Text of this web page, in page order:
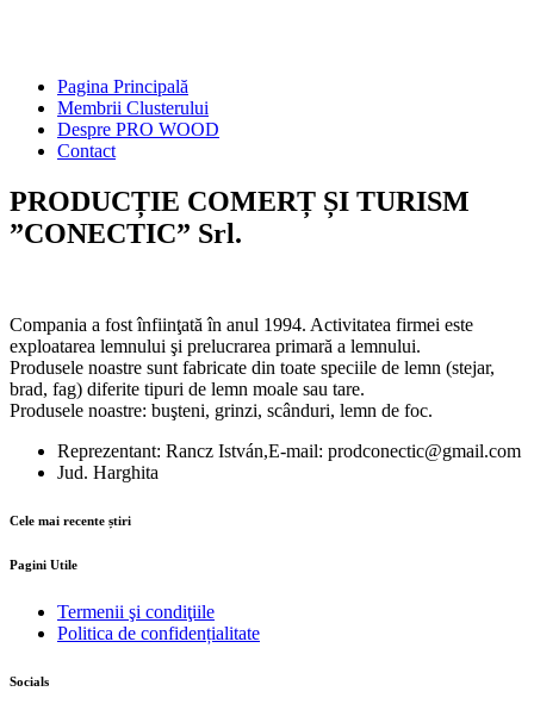
Pagina Principală
Membrii Clusterului
Despre PRO WOOD
Contact
PRODUCȚIE COMERȚ ȘI TURISM
”CONECTIC” Srl.
Compania a fost înfiinţată în anul 1994. Activitatea firmei este
exploatarea lemnului şi prelucrarea primară a lemnului.
Produsele noastre sunt fabricate din toate speciile de lemn (stejar,
brad, fag) diferite tipuri de lemn moale sau tare.
Produsele noastre: buşteni, grinzi, scânduri, lemn de foc.
Reprezentant: Rancz István,E-mail: prodconectic@gmail.com
Jud. Harghita
Cele mai recente știri
Pagini Utile
Termenii şi condiţiile
Politica de confidențialitate
Socials